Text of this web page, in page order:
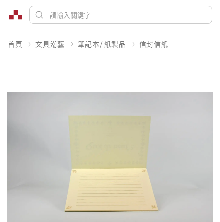
首頁 文具潮藝 筆記本/ 紙製品 信封信紙